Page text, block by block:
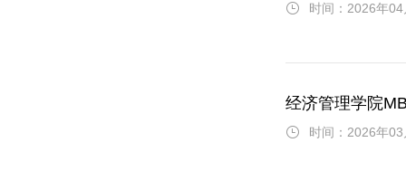
时间：2026年
经济管理学院
时间：2026年